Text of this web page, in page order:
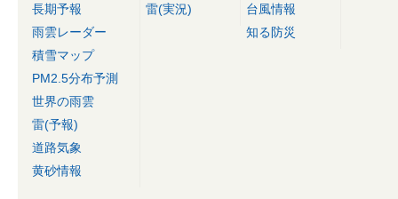
長期予報
雨雲レーダー
積雪マップ
PM2.5分布予測
世界の雨雲
雷(予報)
道路気象
黄砂情報
雷(実況)
台風情報
知る防災